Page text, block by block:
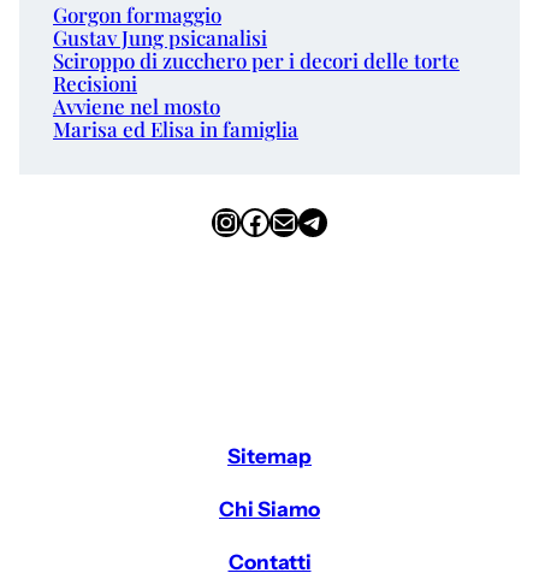
Gorgon formaggio
Gustav Jung psicanalisi
Sciroppo di zucchero per i decori delle torte
Recisioni
Avviene nel mosto
Marisa ed Elisa in famiglia
InstagramFacebook Email Telegram
Sitemap
Chi Siamo
Contatti